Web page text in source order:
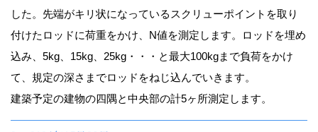
した。先端がキリ状になっているスクリューポイントを取り
付けたロッドに荷重をかけ、N値を測定します。ロッドを埋め
込み、5kg、15kg、25kg・・・と最大100kgまで負荷をかけ
て、規定の深さまでロッドをねじ込んでいきます。
建築予定の建物の四隅と中央部の計5ヶ所測定します。